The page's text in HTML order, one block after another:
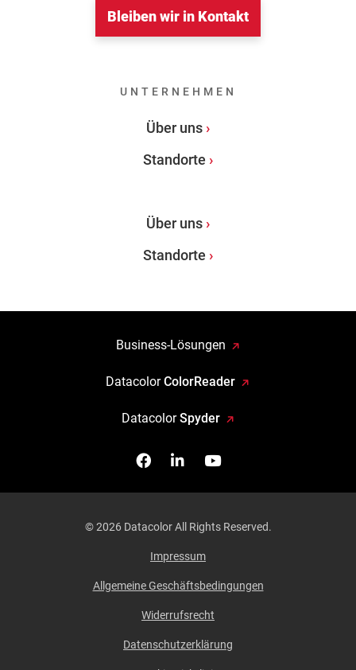
Bleiben wir in Kontakt
UNTERNEHMEN
Über uns
Standorte
Über uns
Standorte
Business-Lösungen
DatacolorColorReader
DatacolorSpyder
FacebookFollow us on Linkedin
Watch us on
© 2026 Datacolor All Rights Reserved.
Impressum
Allgemeine Geschäftsbedingungen
Widerrufsrecht
Datenschutzerklärung